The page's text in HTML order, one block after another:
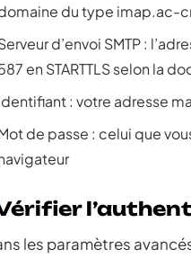
du type imap.ac-
d’envoi SMTP :
en STARTTLS selon la
: votre adresse
de passe : celui que
les paramètres